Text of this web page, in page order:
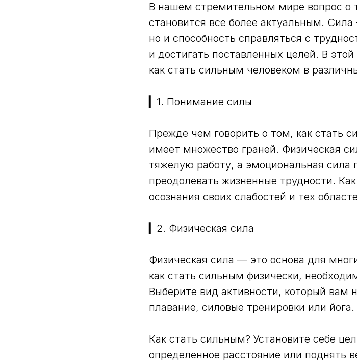
В нашем стремительном мире вопрос о
становится все более актуальным.
но и способность справляться с
и достигать поставленных целей. В
как стать сильным человеком в
▎1. Понимание силы
Прежде чем говорить о том, как стать
имеет множество граней. Физическая
тяжелую работу, а эмоциональная сила
преодолевать жизненные трудности.
осознания своих слабостей и тех
▎2. Физическая сила
Физическая сила — это основа для
как стать сильным физически,
Выберите вид активности, который вам
плавание, силовые тренировки или
Как стать сильным? Установите себе
определенное расстояние или поднять